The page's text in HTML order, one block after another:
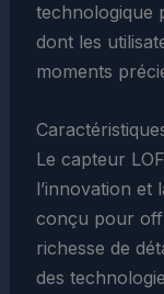
technologique
dont les
moments
Le capteur
l’innovation et
conçu pour
richesse de
des